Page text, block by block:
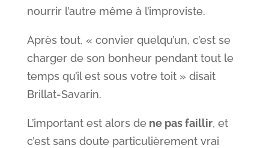
nourrir l’autre même à l’improviste.
Après tout, « convier quelqu’un, c’est se
charger de son bonheur pendant tout le
temps qu’il est sous votre toit » disait
Brillat-Savarin.
L’important est alors de ne pas faillir, et
c’est sans doute particulièrement vrai